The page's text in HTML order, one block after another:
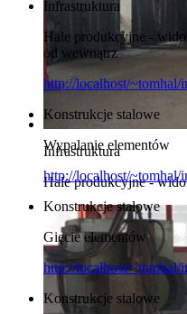
Infrastruktura
Hale produkcyjne -
Infrastruktura
Hale produkcyjne -
od wewnątrz
http://localhost/~tomhal/
Konstrukcje stalowe
Wypalanie elementów
http://localhost/~tomhal/
Konstrukcje stalowe
Gięcie elementów
http://localhost/~tomhal/
Konstrukcje stalowe